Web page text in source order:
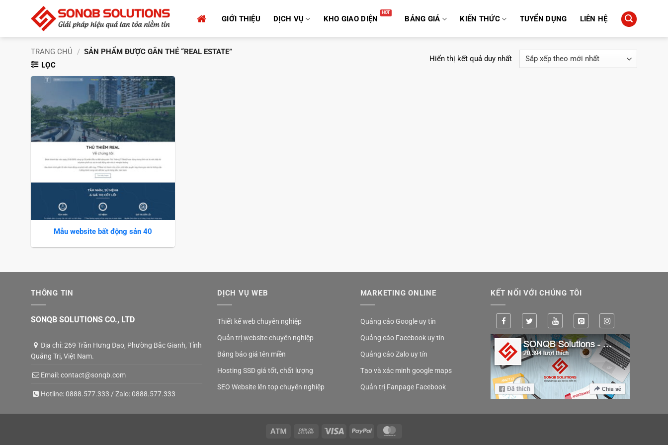
GIỚI THIỆU DỊCH VỤ KHO GIAO DIỆN BẢNG GIÁ KIẾN THỨC TUYỂN DỤNG LIÊN HỆ
TRANG CHỦ / SẢN PHẨM ĐƯỢC GẮN THẺ “REAL ESTATE”
LỌC
Hiển thị kết quả duy nhất
Mẫu website bất động sản 40
THÔNG TIN
SONQB SOLUTIONS CO., LTD
Địa chỉ: 269 Trần Hưng Đạo, Phường Bắc Gianh, Tỉnh
Quảng Trị, Việt Nam.
Email:contact@sonqb.com
Hotline:0888.577.333 / Zalo:0888.577.333
DỊCH VỤ WEB
Thiết kế web chuyên nghiệp
Quản trị website chuyên nghiệp
Bảng báo giá tên miền
Hosting SSD giá tốt, chất lượng
SEO Website lên top chuyên nghiệp
MARKETING ONLINE
Quảng cáo Google uy tín
Quảng cáo Facebook uy tín
Quảng cáo Zalo uy tín
Tạo và xác minh google maps
Quản trị Fanpage Facebook
KẾT NỐI VỚI CHÚNG TÔI
Atm
Cash
Visa PayPal